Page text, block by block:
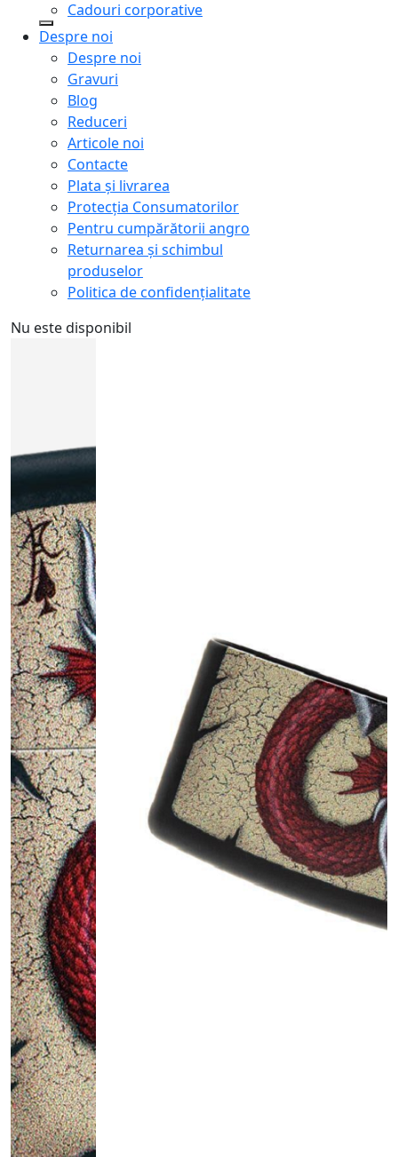
Cadouri corporative
Despre noi
Despre noi
Gravuri
Blog
Reduceri
Articole noi
Contacte
Plata și livrarea
Protecţia Consumatorilor
Pentru cumpărătorii angro
Returnarea și schimbul
produselor
Politica de confidențialitate
Nu este disponibil